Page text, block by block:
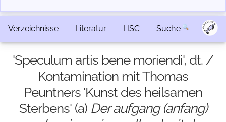
Verzeichnisse Literatur HSC Suche
'Speculum artis bene moriendi', dt. /
Kontamination mit Thomas
Peuntners 'Kunst des heilsamen
Sterbens' (a) Der aufgang (anfang)